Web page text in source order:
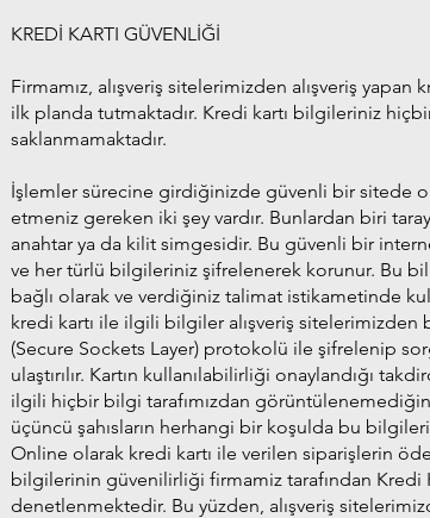
KREDİ KARTI GÜVENLİĞİ
Firmamız, alışveriş sitelerimizden alışveriş
ilk planda tutmaktadır. Kredi kartı bilgileriniz
saklanmamaktadır.
İşlemler sürecine girdiğinizde güvenli bir sitede
etmeniz gereken iki şey vardır. Bunlardan biri
anahtar ya da kilit simgesidir. Bu güvenli bir
ve her türlü bilgileriniz şifrelenerek korunur. Bu
bağlı olarak ve verdiğiniz talimat istikametinde
kredi kartı ile ilgili bilgiler alışveriş sitelerimizden
(Secure Sockets Layer) protokolü ile şifrelenip
ulaştırılır. Kartın kullanılabilirliği onaylandığı
ilgili hiçbir bilgi tarafımızdan
üçüncü şahısların herhangi bir koşulda bu
Online olarak kredi kartı ile verilen siparişlerin
bilgilerinin güvenilirliği firmamiz tarafından Kredi
denetlenmektedir. Bu yüzden, alışveriş